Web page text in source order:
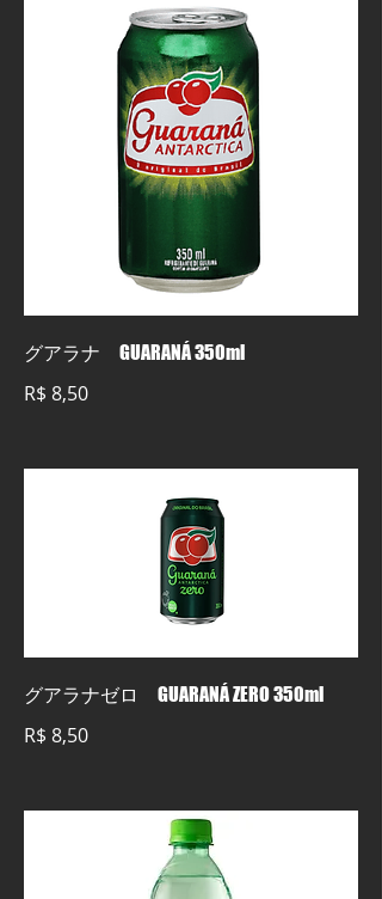
グアラナ GUARANÁ 350ml
R$ 8,50
グアラナゼロ GUARANÁ ZERO 350ml
R$ 8,50